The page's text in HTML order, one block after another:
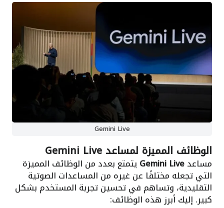
Gemini Live
الوظائف المميزة لمساعد Gemini Live
مساعدGemini Liveيتمتع بعدد من الوظائف المميزة
التي تجعله مختلفًا عن غيره من المساعدات الصوتية
التقليدية، وتساهم في تحسين تجربة المستخدم بشكل
كبير. إليك أبرز هذه الوظائف: